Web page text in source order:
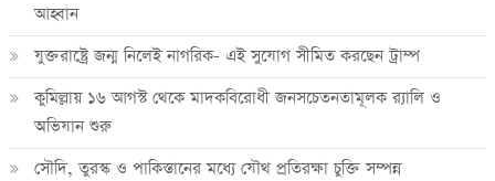
আহ্বান
যুক্তরাষ্ট্রে জন্ম নিলেই নাগরিক- এই সুযোগ সীমিত করছেন ট্রাম্প
কুমিল্লায় ১৬ আগস্ট থেকে মাদকবিরোধী জনসচেতনতামূলক র‍্যালি ও
অভিযান শুরু
সৌদি, তুরস্ক ও পাকিস্তানের মধ্যে যৌথ প্রতিরক্ষা চুক্তি সম্পন্ন